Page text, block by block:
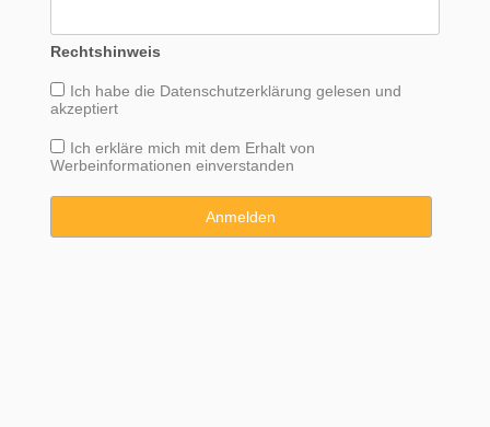
Rechtshinweis
Ich habe die Datenschutzerklärung gelesen und
akzeptiert
Ich erkläre mich mit dem Erhalt von
Werbeinformationen einverstanden